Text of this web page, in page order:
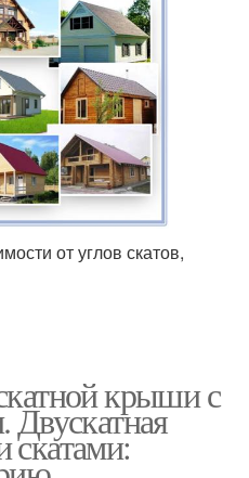
от углов скатов,
крыши с
Двускатная